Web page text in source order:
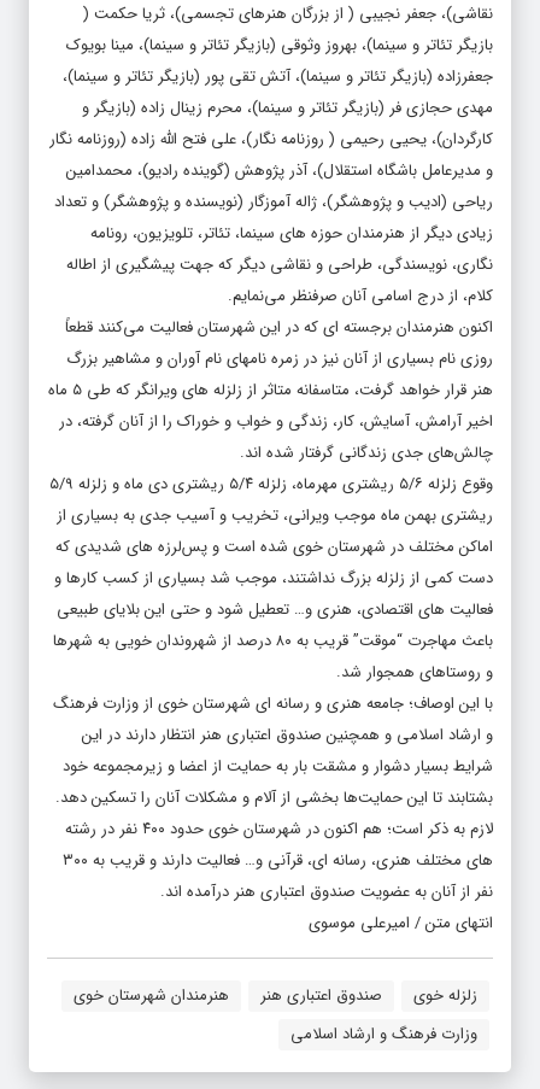
نقاشی)، جعفر نجیبی ( از بزرگان هنرهای تجسمی)، ثریا حکمت (
بازیگر تئاتر و سینما)، بهروز وثوقی (بازیگر تئاتر و سینما)، مینا بویوک
جعفرزاده (بازیگر تئاتر و سینما)، آتش تقی پور (بازیگر تئاتر و سینما)،
مهدی حجازی فر (بازیگر تئاتر و سینما)، محرم زینال زاده (بازیگر و
کارگردان)، یحیی رحیمی ( روزنامه نگار)، علی فتح الله زاده (روزنامه نگار
و مدیرعامل باشگاه استقلال)، آذر پژوهش (گوینده رادیو)، محمدامین
ریاحی (ادیب و پژوهشگر)، ژاله آموزگار (نویسنده و پژوهشگر) و تعداد
زیادی دیگر از هنرمندان حوزه های سینما، تئاتر، تلویزیون، رونامه
نگاری، نویسندگی، طراحی و نقاشی دیگر که جهت پیشگیری از اطاله
کلام، از درج اسامی آنان صرفنظر می‌نمایم.
اکنون هنرمندان برجسته ای که در این شهرستان فعالیت می‌کنند قطعاً
روزی نام بسیاری از آنان نیز در زمره نامهای نام آوران و مشاهیر بزرگ
هنر قرار خواهد گرفت، متاسفانه متاثر از زلزله های ویرانگر که طی ۵ ماه
اخیر آرامش، آسایش، کار، زندگی و خواب و خوراک را از آنان گرفته، در
چالش‌های جدی زندگانی گرفتار شده اند.
وقوع زلزله ۵/۶ ریشتری مهرماه، زلزله ۵/۴ ریشتری دی ماه و زلزله ۵/۹
ریشتری بهمن ماه موجب ویرانی، تخریب و آسیب جدی به بسیاری از
اماکن مختلف در شهرستان خوی شده است و پس‌لرزه های شدیدی که
دست کمی از زلزله بزرگ نداشتند، موجب شد بسیاری از کسب کارها و
فعالیت های اقتصادی، هنری و… تعطیل شود و حتی این بلایای طبیعی
باعث مهاجرت “موقت” قریب به ۸۰ درصد از شهروندان خویی به شهرها
و روستاهای همجوار شد.
با این اوصاف؛ جامعه هنری و رسانه ای شهرستان خوی از وزارت فرهنگ
و ارشاد اسلامی و همچنین صندوق اعتباری هنر انتظار دارند در این
شرایط بسیار دشوار و مشقت بار به حمایت از اعضا و زیرمجموعه خود
بشتابند تا این حمایت‌ها بخشی از آلام و مشکلات آنان را تسکین دهد.
لازم به ذکر است؛ هم اکنون در شهرستان خوی حدود ۴۰۰ نفر در رشته
های مختلف هنری، رسانه ای، قرآنی و… فعالیت دارند و قریب به ۳۰۰
نفر از آنان به عضویت صندوق اعتباری هنر درآمده اند.
انتهای متن / امیرعلی موسوی
زلزله خوی صندوق اعتباری هنر
هنرمندان شهرستان خوی
وزارت فرهنگ و ارشاد اسلامی